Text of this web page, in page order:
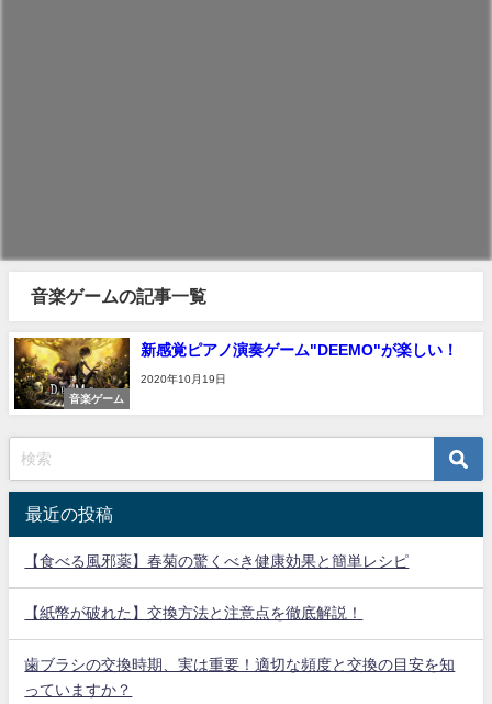
音楽ゲームの記事一覧
音楽ゲーム
新感覚ピアノ演奏ゲーム"DEEMO"が楽しい！
2020年10月19日
最近の投稿
【食べる風邪薬】春菊の驚くべき健康効果と簡単レシピ
【紙幣が破れた】交換方法と注意点を徹底解説！
歯ブラシの交換時期、実は重要！適切な頻度と交換の目安を知
っていますか？